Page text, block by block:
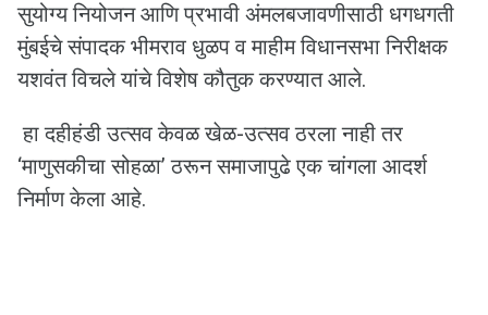
सुयोग्य नियोजन आणि प्रभावी अंमलबजावणीसाठी धगधगती
मुंबईचे संपादक भीमराव धुळप व माहीम विधानसभा निरीक्षक
यशवंत विचले यांचे विशेष कौतुक करण्यात आले.
हा दहीहंडी उत्सव केवळ खेळ-उत्सव ठरला नाही तर
‘माणुसकीचा सोहळा’ ठरून समाजापुढे एक चांगला आदर्श
निर्माण केला आहे.